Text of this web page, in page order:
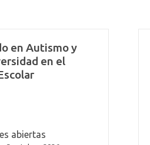
en Autismo y
en el
abiertas